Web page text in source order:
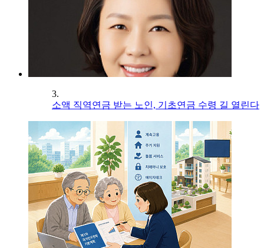
3.
소액 직역연금 받는 노인, 기초연금 수령 길 열린다